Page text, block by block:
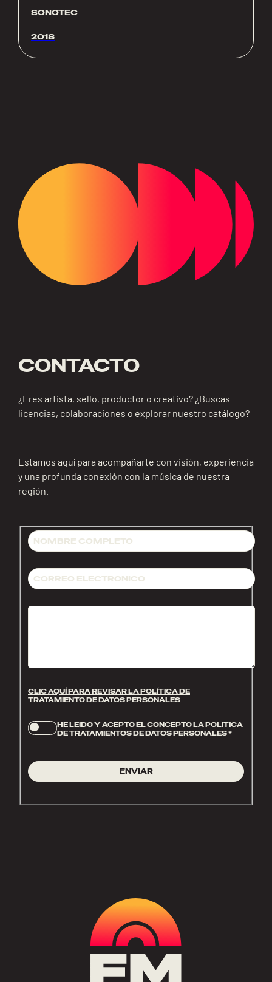
SONOTEC
2018
CONTACTO
¿Eres artista, sello, productor o creativo? ¿Buscas
licencias, colaboraciones o explorar nuestro catálogo?
Estamos aquí para acompañarte con visión, experiencia
y una profunda conexión con la música de nuestra
región.
CLIC AQUÍ PARA REVISAR LA POLÍTICA DE
TRATAMIENTO DE DATOS PERSONALES
HE LEIDO Y ACEPTO EL CONCEPTO LA POLITICA
DE TRATAMIENTOS DE DATOS PERSONALES*
ENVIAR